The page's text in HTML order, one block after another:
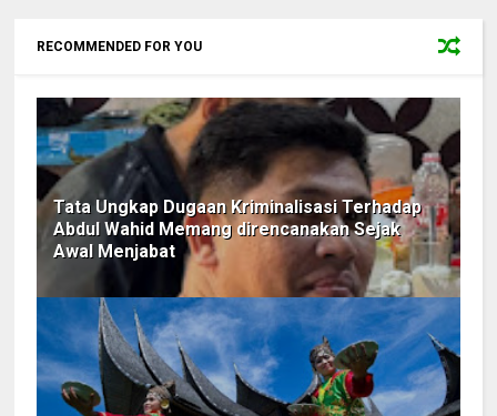
RECOMMENDED FOR YOU
Tata Ungkap Dugaan Kriminalisasi Terhadap
Abdul Wahid Memang direncanakan Sejak
Awal Menjabat